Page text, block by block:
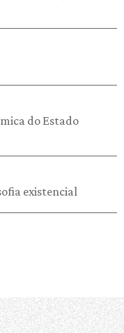
do Estado
existencial